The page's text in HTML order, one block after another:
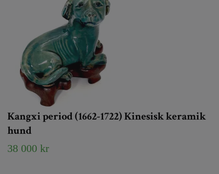
Kangxi period (1662-1722) Kinesisk keramik
hund
38 000 kr